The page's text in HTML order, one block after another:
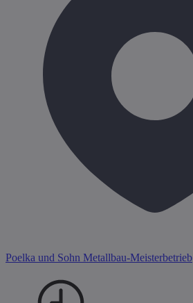
Poelka und Sohn Metallbau-Meisterbetrieb